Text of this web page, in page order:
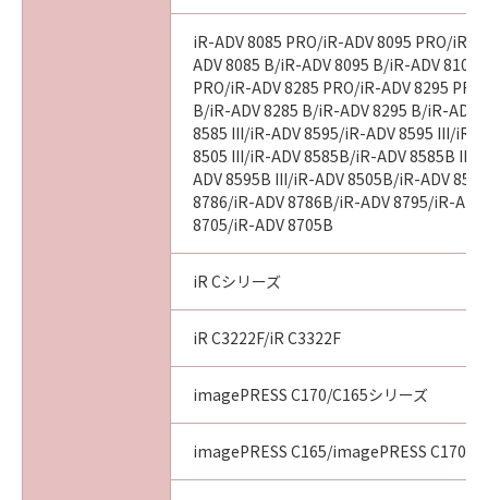
iR-ADV 8085 PRO/iR-ADV 8095 PRO/iR-
ADV 8085 B/iR-ADV 8095 B/iR-ADV 8105
PRO/iR-ADV 8285 PRO/iR-ADV 8295
B/iR-ADV 8285 B/iR-ADV 8295 B/iR-ADV
8585 III/iR-ADV 8595/iR-ADV 8595 III/iR-
8505 III/iR-ADV 8585B/iR-ADV 8585B III/
ADV 8595B III/iR-ADV 8505B/iR-ADV
8786/iR-ADV 8786B/iR-ADV 8795/iR-
8705/iR-ADV 8705B
iR Cシリーズ
iR C3222F/iR C3322F
imagePRESS C170/C165シリーズ
imagePRESS C165/imagePRESS C170